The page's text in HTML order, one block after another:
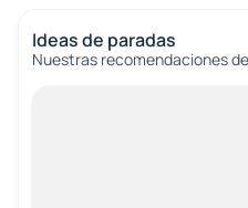
Ideas de paradas
Nuestras recomendaciones